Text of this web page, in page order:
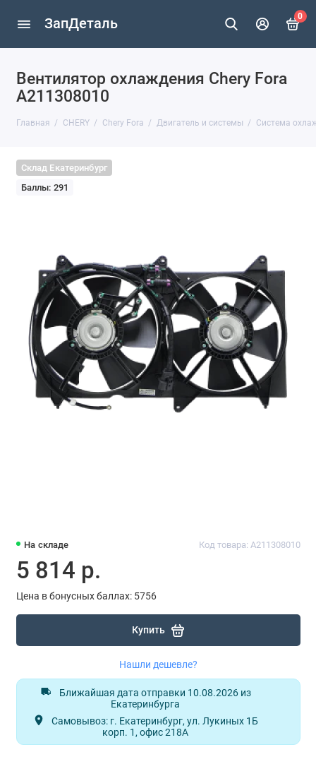
ЗапДеталь 0
Вентилятор охлаждения Chery Fora
A211308010
Главная CHERY Chery Fora Двигатель и системы Система
Склад Екатеринбург
Баллы: 291
На складе Код товара: A211308010
5 814 р.
Цена в бонусных баллах: 5756
Купить
Нашли дешевле?
Ближайшая дата отправки 10.08.2026 из
Екатеринбурга
Самовывоз: г. Екатеринбург, ул. Лукиных 1Б
корп. 1, офис 218А